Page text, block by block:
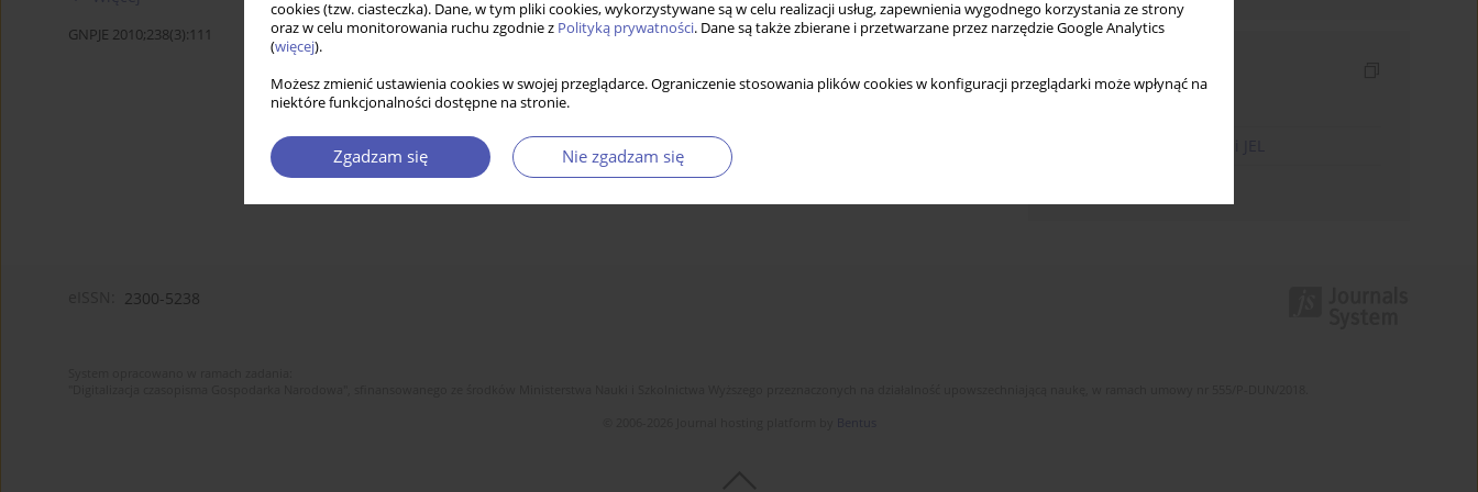
cookies (tzw. ciasteczka). Dane, w tym pliki cookies, wykorzystywane są w celu realizacji usług, zapewnienia wygodnego korzystania ze strony
oraz w celu monitorowania ruchu zgodnie z Polityką prywatności. Dane są także zbierane i przetwarzane przez narzędzie Google Analytics
(więcej).
Możesz zmienić ustawienia cookies w swojej przeglądarce. Ograniczenie stosowania plików cookies w konfiguracji przeglądarki może wpłynąć na
niektóre funkcjonalności dostępne na stronie.
Zgadzam się Nie zgadzam się
GNPJE 2010;238(3):111
2300-5238